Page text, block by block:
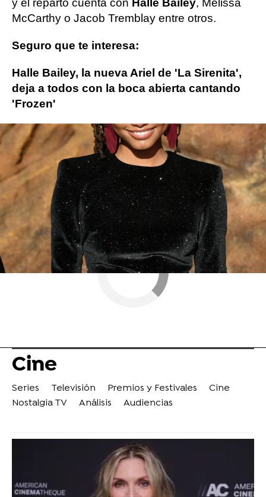
McCarthy o Jacob Tremblay entre otros.
Seguro que te interesa:
Halle Bailey, la nueva Ariel de 'La Sirenita',
deja a todos con la boca abierta cantando
'Frozen'
La Sirenita
ObjetivoTV » Cine
Cine
Series Televisión Premios y Festivales
Cine
Nostalgia TV
Análisis Audiencias